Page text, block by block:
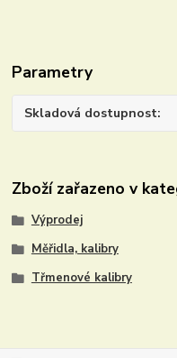
Parametry
Skladová dostupnost
Zboží zařazeno v
Výprodej
Měřidla, kalibry
Třmenové kalibry